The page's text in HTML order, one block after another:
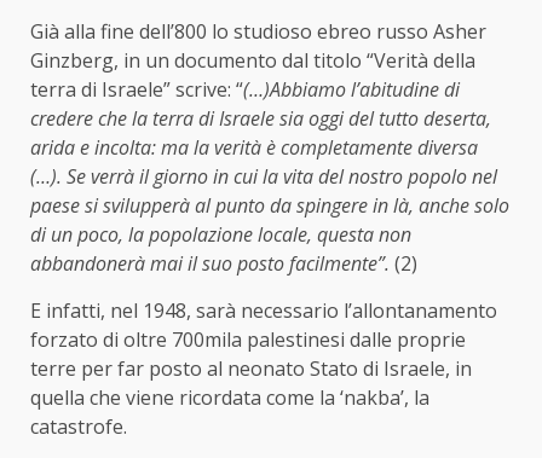
Già alla fine dell’800 lo studioso ebreo russo Asher
Ginzberg, in un documento dal titolo “Verità della
terra di Israele” scrive: “(…)Abbiamo l’abitudine di
credere che la terra di Israele sia oggi del tutto deserta,
arida e incolta: ma la verità è completamente diversa
(…). Se verrà il giorno in cui la vita del nostro popolo nel
paese si svilupperà al punto da spingere in là, anche solo
di un poco, la popolazione locale, questa non
abbandonerà mai il suo posto facilmente”. (2)
E infatti, nel 1948, sarà necessario l’allontanamento
forzato di oltre 700mila palestinesi dalle proprie
terre per far posto al neonato Stato di Israele, in
quella che viene ricordata come la ‘nakba’, la
catastrofe.